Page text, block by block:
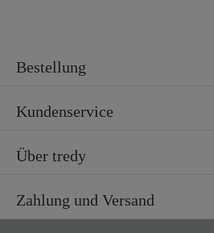
Bestellung
Kundenservice
Über tredy
Zahlung und Versand